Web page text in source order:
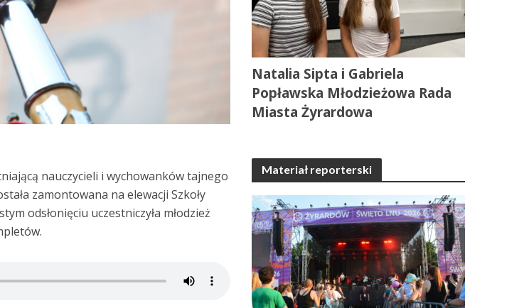
nauczycieli i wychowanków tajnego
zamontowana na elewacji Szkoły
odsłonięciu uczestniczyła młodzież
Natalia Sipta i Gabriela
Popławska Młodzieżowa Rada
Miasta Żyrardowa
Materiał reporterski